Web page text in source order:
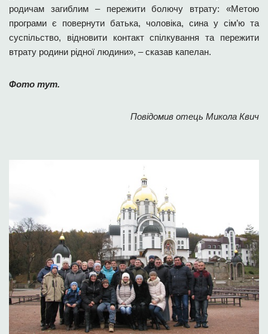
родичам загиблим – пережити болючу втрату: «Метою
програми є повернути батька, чоловіка, сина у сім’ю та
суспільство, відновити контакт спілкування та пережити
втрату родини рідної людини», – сказав капелан.
Фото тут.
Повідомив отець Микола Квич